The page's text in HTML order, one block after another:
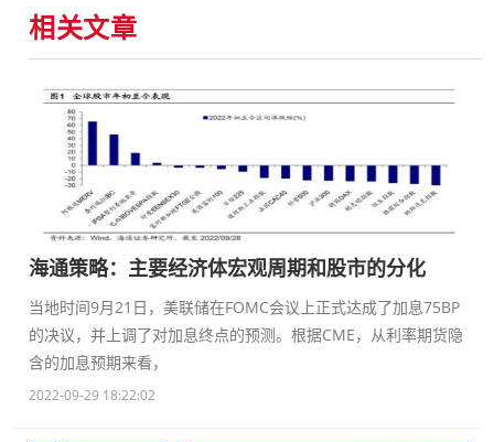
相关文章
海通策略：主要经济体宏观周期和股市的分化
当地时间9月21日，美联储在FOMC会议上正式达成了加息75BP
的决议，并上调了对加息终点的预测。根据CME，从利率期货隐
含的加息预期来看，
2022-09-29 18:22:02